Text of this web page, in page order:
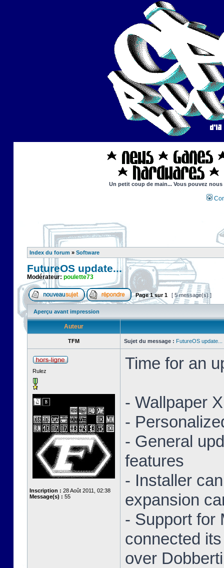
Un petit coup de main... Vous pouvez
Index du forum » Software
FutureOS update...
Modérateur: poulette73
Page1sur1 [ 5 message(s) ]
Aperçu avant impression
Auteur
TFM Sujet du message : FutureOS update...
Rulez
Inscription : 28 Août 2011, 02:38
Message(s) : 55
Time for an
- Wallpaper
-
- General
features
- Installer
expansion
- Support for
connected
over